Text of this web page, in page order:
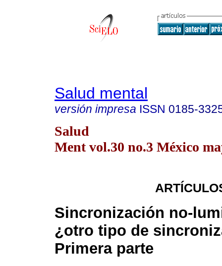
Salud mental
versión impresa ISSN 0185-
Salud
Ment vol.30 no.3 México
Sincronización no-
¿otro tipo de
Primera parte